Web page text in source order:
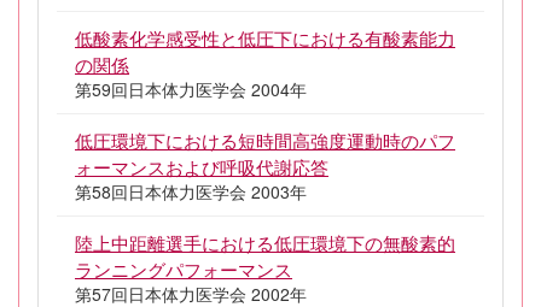
低酸素化学感受性と低圧下における有酸素能力
の関係
第59回日本体力医学会 2004年
低圧環境下における短時間高強度運動時のパフ
ォーマンスおよび呼吸代謝応答
第58回日本体力医学会 2003年
陸上中距離選手における低圧環境下の無酸素的
ランニングパフォーマンス
第57回日本体力医学会 2002年